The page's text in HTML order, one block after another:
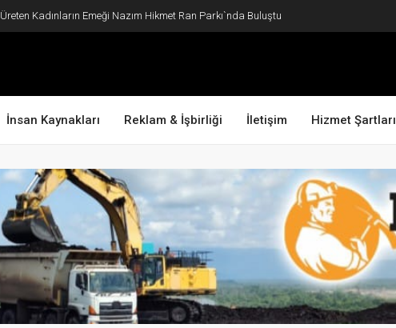
Üreten Kadınların Emeği Nazım Hikmet Ran Parkı`nda Buluştu
İnsan Kaynakları Reklam & İşbirliği İletişim Hizmet Şartları